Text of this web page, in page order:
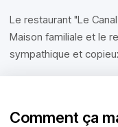
Le restaurant "Le
Maison familiale et le
sympathique et
Comment ça